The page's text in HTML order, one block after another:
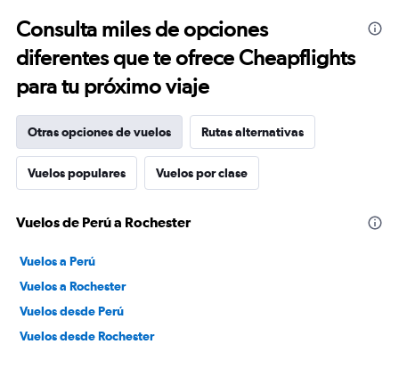
Consulta miles de opciones
diferentes que te ofrece Cheapflights
para tu próximo viaje
Otras opciones de vuelos Rutas alternativas
Vuelos populares Vuelos por clase
Vuelos de Perú a Rochester
Vuelos a Perú
Vuelos a Rochester
Vuelos desde Perú
Vuelos desde Rochester